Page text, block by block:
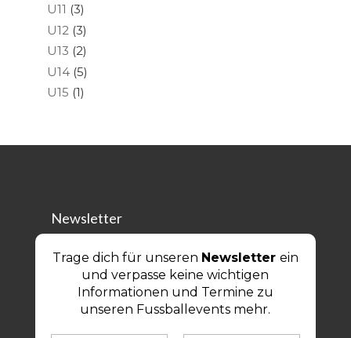
U11 (3)
U12 (3)
U13 (2)
U14(5)
U15 (1)
Newsletter
Trage dich für unseren Newsletter ein
und verpasse keine wichtigen
Informationen und Termine zu
unseren Fussballevents mehr.